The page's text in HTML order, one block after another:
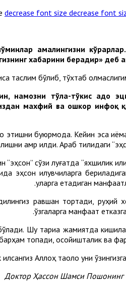
decrease font size
амалингизни
хабарини берадир» деб
бўлиб, тўхтаб
намозни тўла-тўкис адо
махфий ва ошкор инфоқ
этишни буюрмоқда. Кейин эса
амр қилди. Араб тилидаги
сўзи луғатда “яхшилик
эҳсон қилувчиларга
уларга етадиган
равшан тортади, руҳий
ўзгаларга манфаат
Шу тариқа жамиятда
топади, осойишталик ва
Аллоҳ таоло уни
Доктор Ҳассон Шамси Пошонинг